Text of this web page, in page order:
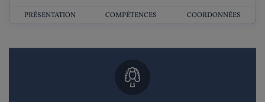
PRÉSENTATION COMPÉTENCES COORDONNÉES